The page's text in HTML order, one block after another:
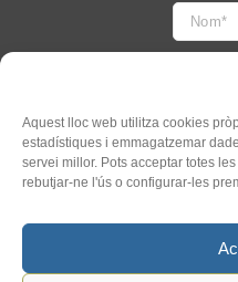
Aquest lloc web utilitza cookies
estadístiques i emmagatzemar
servei millor. Pots acceptar totes
rebutjar-ne l'ús o configurar-les
l'